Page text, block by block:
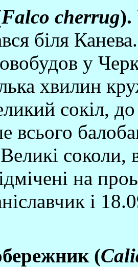
Falco cherrug).
бiля
у
хвилин
сокiл,
соколи,
на
i
(